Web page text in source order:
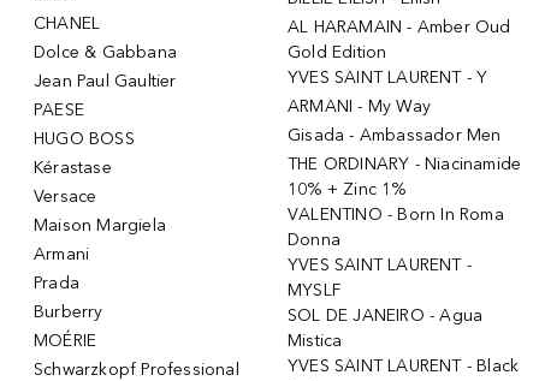
CHANEL
Dolce & Gabbana
Jean Paul Gaultier
PAESE
HUGO BOSS
Kérastase
Versace
Maison Margiela
Armani
Prada
Burberry
MOÉRIE
Schwarzkopf Professional
AL HARAMAIN - Amber Oud
Gold Edition
YVES SAINT LAURENT - Y
ARMANI - My Way
Gisada - Ambassador Men
THE ORDINARY - Niacinamide
10% + Zinc 1%
VALENTINO - Born In Roma
Donna
YVES SAINT LAURENT -
MYSLF
SOL DE JANEIRO - Agua
Mistica
YVES SAINT LAURENT - Black